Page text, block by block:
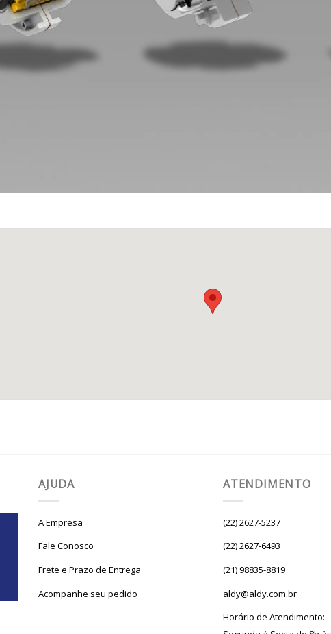
AJUDA
A Empresa
Fale Conosco
Frete e Prazo de Entrega
Acompanhe seu pedido
ATENDIMENTO
(22) 2627-5237
(22) 2627-6493
(21) 98835-8819
aldy@aldy.com.br
Horário de Atendimento: